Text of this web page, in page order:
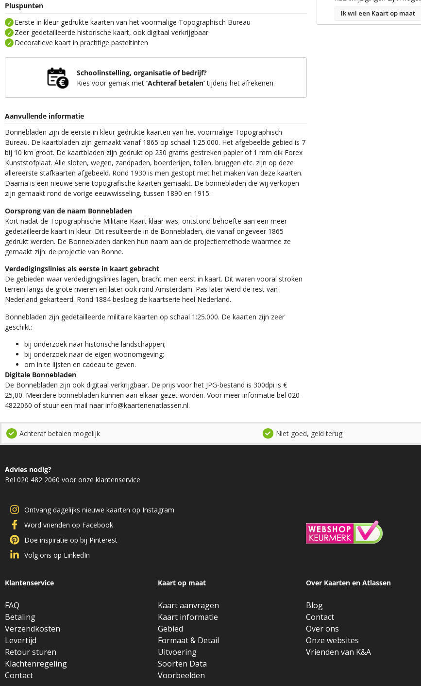
Pluspunten
Eerste in kleur gedrukte kaarten van het voormalige Topographisch Bureau
Zeer gedetailleerde historische kaart, ook digitaal verkrijgbaar
Decoratieve kaart in prachtige pasteltinten
Schoolinstelling, organisatie of bedrijf?
Kies voor gemak met ‘Achteraf betalen’tijdens het afrekenen.
Aanvullende informatie
Bonnebladen zijn de eerste in kleur gedrukte kaarten van het voormalige Topographisch
Bureau. De kaartbladen zijn gemaakt vanaf 1865 op schaal 1:25.000. Het afgebeelde gebied is 7
bij 10 km groot. De kaartbladen zijn gedrukt op 230 grams gestreken papier of 1 mm dik Forex
Kunststofplaat. Alle sloten, wegen, zandpaden, boerderijen, tollen, bruggen etc. zijn op deze
allereerste stafkaarten afgebeeld. Rond 1930 is men gestopt met het maken van deze kaarten.
Daarna is een nieuwe serie topografische kaarten gemaakt. De bonnebladen die wij verkopen
zijn gemaakt rond de vorige eeuwwisseling, tussen 1890 en 1915.
Oorsprong van de naam Bonnebladen
Kort nadat de Topographische Militaire Kaart klaar was, ontstond behoefte aan een meer
gedetailleerde kaart in kleur. Dit resulteerde in de Bonnebladen, die vanaf ongeveer 1865
gedrukt werden. De Bonnebladen danken hun naam aan de projectiemethode waarmee ze
gemaakt zijn: de projectie van Bonne.
Verdedigingslinies als eerste in kaart gebracht
De gebieden waar verdedigingslinies lagen, bracht men eerst in kaart. Dit waren vooral stroken
terrein langs de grote rivieren en later ook rond Amsterdam. Pas later werd de rest van
Nederland gekarteerd. Rond 1884 besloeg de kaartserie heel Nederland.
Bonnebladen zijn gedetailleerde militaire kaarten op schaal 1:25.000. De kaarten zijn zeer
geschikt:​
​bij onderzoek naar historische landschappen;
bij onderzoek naar de eigen woonomgeving;
om in te lijsten en cadeau te geven.
Digitale Bonnebladen
De Bonnebladen zijn ook digitaal verkrijgbaar. De prijs voor het JPG-bestand is 300dpi is €
25,00. Meerdere bonnebladen kunnen aan elkaar gezet worden. Voor meer informatie bel 020-
4822060 of stuur een mail naar info@kaartenenatlassen.nl.
Ik wil een Kaart op maat
Achteraf betalen mogelijk Niet goed, geld terug
Advies nodig?
Bel 020 482 2060 voor onze klantenservice
Ontvang dagelijks nieuwe kaarten op Instagram
Word vrienden op Facebook
Doe inspiratie op bij Pinterest
Volg ons op LinkedIn
Klantenservice
FAQ
Betaling
Verzendkosten
Levertijd
Retour sturen
Klachtenregeling
Contact
Kaart op maat
Kaart aanvragen
Kaart informatie
Gebied
Formaat & Detail
Uitvoering
Soorten Data
Voorbeelden
Over Kaarten en Atlassen
Blog
Contact
Over ons
Onze websites
Vrienden van K&A